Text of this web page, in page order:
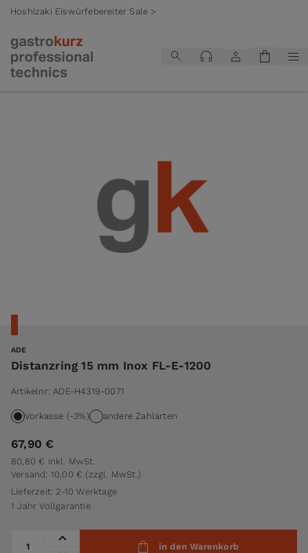
Hoshizaki Eiswürfebereiter Sale >
ADE
Distanzring 15 mm Inox FL-E-1200
Artikelnr: ADE-H4319-0071
Vorkasse (-3%) andere Zahlarten
67,90 €
80,80 € inkl. MwSt.
Versand: 10,00 € (zzgl. MwSt.)
Lieferzeit: 2-10 Werktage
1 Jahr Vollgarantie
in den Warenkorb